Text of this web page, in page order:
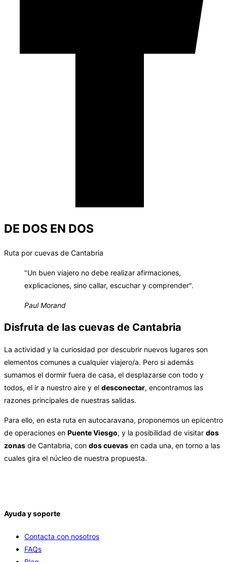
DE DOS EN DOS
Ruta por cuevas de Cantabria
"Un buen viajero no debe realizar afirmaciones,
explicaciones, sino callar, escuchar y comprender".
Paul Morand
Disfruta de las cuevas de Cantabria
La actividad y la curiosidad por descubrir nuevos lugares son
elementos comunes a cualquier viajero/a. Pero si además
sumamos el dormir fuera de casa, el desplazarse con todo y
todos, el ir a nuestro aire y el desconectar, encontramos las
razones principales de nuestras salidas.
Para ello, en esta ruta en autocaravana, proponemos un epicentro
de operaciones en Puente Viesgo, y la posibilidad de visitar dos
zonas de Cantabria, con dos cuevas en cada una, en torno a las
cuales gira el núcleo de nuestra propuesta.
Ayuda y soporte
Contacta con nosotros
FAQs